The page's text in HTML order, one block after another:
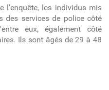
l'enquête, les individus mis
des services de police côté
eux, également côté
Ils sont âgés de 29 à 48